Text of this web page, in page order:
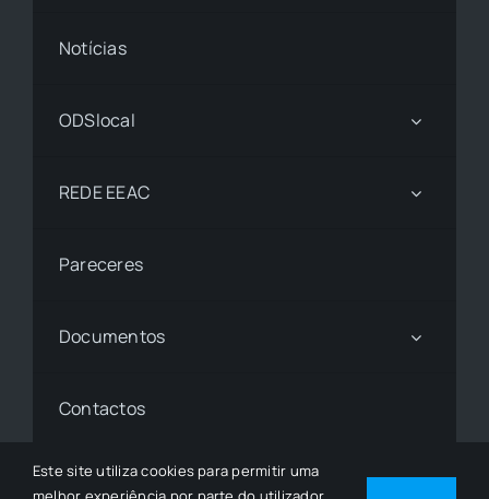
Notícias
ODSlocal
REDE EEAC
Pareceres
Documentos
Contactos
Este site utiliza cookies para permitir uma